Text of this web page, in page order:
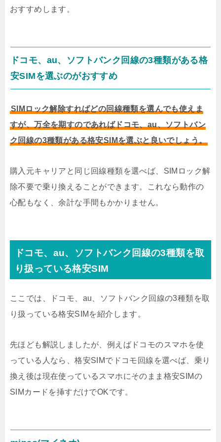
おすすめします。
ドコモ、au、ソフトバンク回線の3種類がある格
安SIMを選ぶのがおすすめ
SIMロック解除すればどの回線種類を選んでも使えま
すが、万全を期すのであればドコモ、au、ソフトバン
ク回線の3種類がある格安SIMを選ぶと良いでしょう。
購入元キャリアと同じ回線種類を選べば、SIMロック解
除不要で乗り換えることができます。これなら動作の
心配もなく、余計な手間もかかりません。
ドコモ、au、ソフトバンク回線の3種類を取
り扱っている格安SIM
ここでは、ドコモ、au、ソフトバンク回線の3種類を取
り扱っている格安SIMを紹介します。
先ほども解説しましたが、例えばドコモのスマホを使
っている人なら、格安SIMでドコモ回線を選べば、乗り
換え後は現在使っているスマホにそのまま格安SIMの
SIMカードを挿すだけでOKです。